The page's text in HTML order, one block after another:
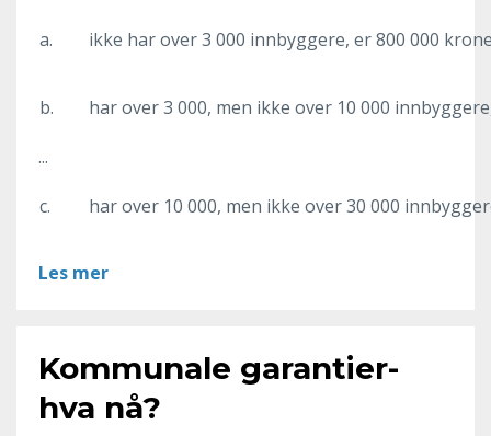
a. ikke har over 3 000 innbyggere, er 800 000
b. har over 3 000, men ikke over 10 000
...
c. har over 10 000, men ikke over 30 000
Les mer
Kommunale garantier-
hva nå?